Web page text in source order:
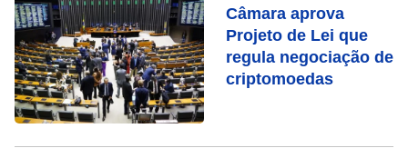
Câmara aprova
Projeto de Lei que
regula negociação de
criptomoedas